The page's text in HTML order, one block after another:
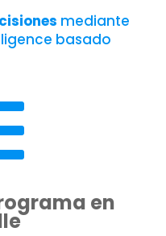
mediante
basado
en